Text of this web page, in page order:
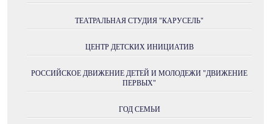
ТЕАТРАЛЬНАЯ СТУДИЯ "КАРУСЕЛЬ"
ЦЕНТР ДЕТСКИХ ИНИЦИАТИВ
РОССИЙСКОЕ ДВИЖЕНИЕ ДЕТЕЙ И МОЛОДЕЖИ "ДВИЖЕНИЕ
ПЕРВЫХ"
ГОД СЕМЬИ